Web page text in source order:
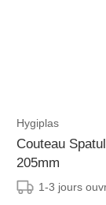
Hygiplas
Couteau
205mm
1-3 jours